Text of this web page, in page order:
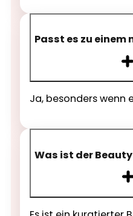
Passt es zu einem
Ja, besonders
Was ist der